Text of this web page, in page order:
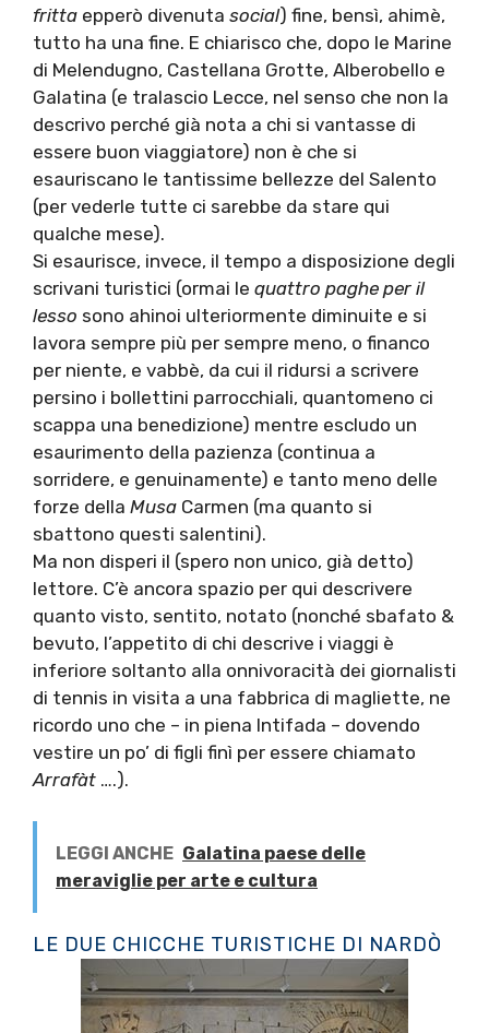
fritta epperò divenuta social) fine, bensì, ahimè,
tutto ha una fine. E chiarisco che, dopo le Marine
di Melendugno, Castellana Grotte, Alberobello e
Galatina (e tralascio Lecce, nel senso che non la
descrivo perché già nota a chi si vantasse di
essere buon viaggiatore) non è che si
esauriscano le tantissime bellezze del Salento
(per vederle tutte ci sarebbe da stare qui
qualche mese).
Si esaurisce, invece, il tempo a disposizione degli
scrivani turistici (ormai le quattro paghe per il
lesso sono ahinoi ulteriormente diminuite e si
lavora sempre più per sempre meno, o financo
per niente, e vabbè, da cui il ridursi a scrivere
persino i bollettini parrocchiali, quantomeno ci
scappa una benedizione) mentre escludo un
esaurimento della pazienza (continua a
sorridere, e genuinamente) e tanto meno delle
forze della Musa Carmen (ma quanto si
sbattono questi salentini).
Ma non disperi il (spero non unico, già detto)
lettore. C’è ancora spazio per qui descrivere
quanto visto, sentito, notato (nonché sbafato &
bevuto, l’appetito di chi descrive i viaggi è
inferiore soltanto alla onnivoracità dei giornalisti
di tennis in visita a una fabbrica di magliette, ne
ricordo uno che – in piena Intifada – dovendo
vestire un po’ di figli finì per essere chiamato
Arrafàt ….).
LEGGI ANCHE Galatina paese delle
meraviglie per arte e cultura
LE DUE CHICCHE TURISTICHE DI NARDÒ